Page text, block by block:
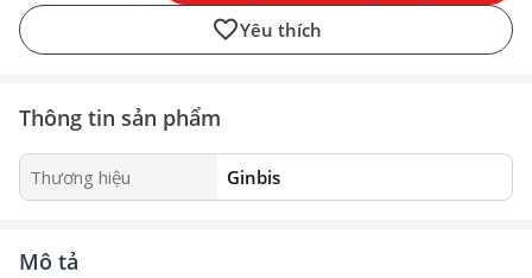
favoriteYêu thích
Thông tin sản phẩm
Thương hiệu Ginbis
Mô tả